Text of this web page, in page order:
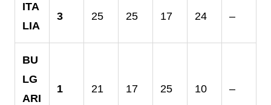
ITA
LIA
3 25 25 17 24 –
BU
LG
ARI
1 21 17 25 10 –